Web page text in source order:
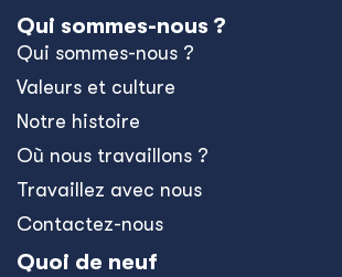
Qui sommes-nous ?
Qui sommes-nous ?
Valeurs et culture
Notre histoire
Où nous travaillons ?
Travaillez avec nous
Contactez-nous
Quoi de neuf